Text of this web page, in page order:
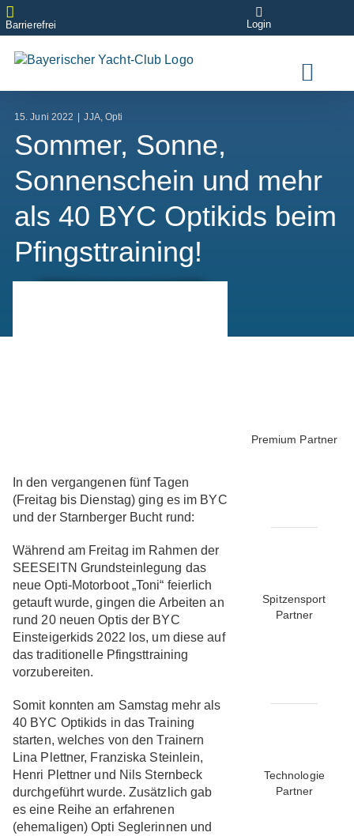
Zum
Inhalt
Barrierefrei Login
15. Juni 2022 JJA, Opti
Sommer, Sonne,
Sonnenschein und mehr
als 40 BYC Optikids beim
Pfingsttraining!
In den vergangenen fünf Tagen
(Freitag bis Dienstag) ging es im BYC
und der Starnberger Bucht rund:
Während am Freitag im Rahmen der
SEESEITN Grundsteinlegung das
neue Opti-Motorboot „Toni“ feierlich
getauft wurde, gingen die Arbeiten an
rund 20 neuen Optis der BYC
Einsteigerkids 2022 los, um diese auf
das traditionelle Pfingsttraining
vorzubereiten.
Somit konnten am Samstag mehr als
40 BYC Optikids in das Training
starten, welches von den Trainern
Lina Plettner, Franziska Steinlein,
Henri Plettner und Nils Sternbeck
durchgeführt wurde. Zusätzlich gab
es eine Reihe an erfahrenen
(ehemaligen) Opti Seglerinnen und
Premium Partner
Spitzensport
Partner
Technologie
Partner